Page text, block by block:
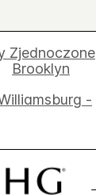
Zjednoczone
Brooklyn
-